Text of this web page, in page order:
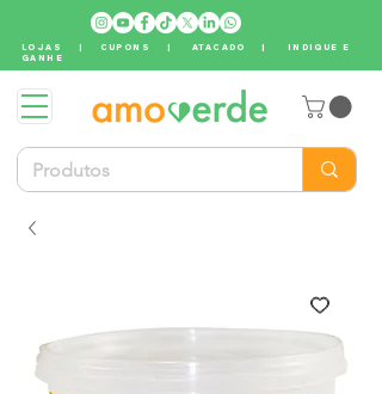
LOJAS | CUPONS |ATACADO | INDIQUE E
GANHE